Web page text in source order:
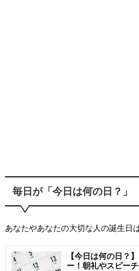
毎日が「今日は何の日？」
あなたやあなたの大切な人の誕生日
【今日は何の日？
ー！朝礼やスピー